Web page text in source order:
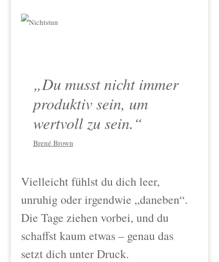
„Du musst nicht immer
produktiv sein, um
wertvoll zu sein.“
Brené Brown
Vielleicht fühlst du dich leer,
unruhig oder irgendwie „daneben“.
Die Tage ziehen vorbei, und du
schaffst kaum etwas – genau das
setzt dich unter Druck.